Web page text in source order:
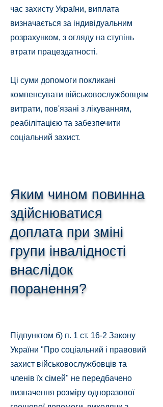
час захисту України, виплата
визначається за індивідуальним
розрахунком, з огляду на ступінь
втрати працездатності.
Ці суми допомоги покликані
компенсувати військовослужбовцям
витрати, пов'язані з лікуванням,
реабілітацією та забезпечити
соціальний захист.
Яким чином повинна
здійснюватися
доплата при зміні
групи інвалідності
внаслідок
поранення?
Підпунктом б) п. 1 ст. 16-2 Закону
України "Про соціальний і правовий
захист військовослужбовців та
членів їх сімей" не передбачено
визначення розміру одноразової